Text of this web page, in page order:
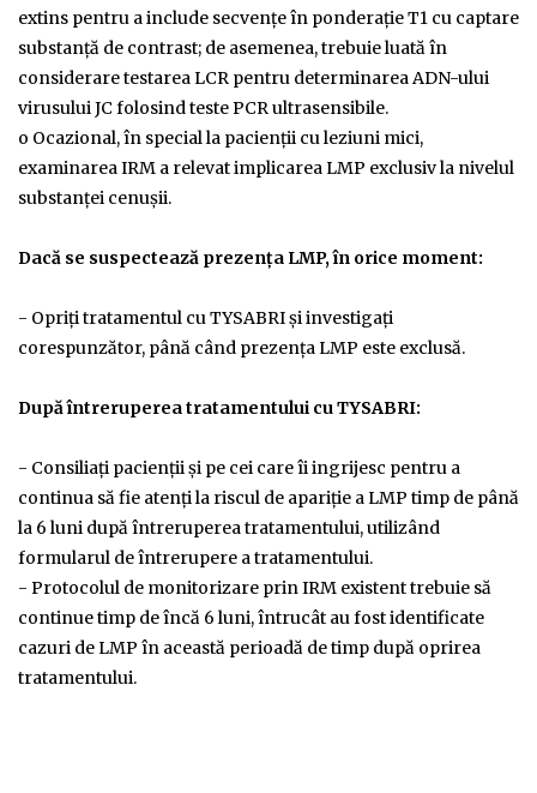
extins pentru a include secvenţe în ponderaţie T1 cu captare
substanţă de contrast; de asemenea, trebuie luată în
considerare testarea LCR pentru determinarea ADN-ului
virusului JC folosind teste PCR ultrasensibile.
o Ocazional, în special la pacienţii cu leziuni mici,
examinarea IRM a relevat implicarea LMP exclusiv la nivelul
substanței cenuşii.
Dacă se suspectează prezenţa LMP, în orice moment:
- Opriţi tratamentul cu TYSABRI şi investigaţi
corespunzător, până când prezenţa LMP este exclusă.
După întreruperea tratamentului cu TYSABRI:
- Consiliaţi pacienţii şi pe cei care îi ingrijesc pentru a
continua să fie atenţi la riscul de apariţie a LMP timp de până
la 6 luni după întreruperea tratamentului, utilizând
formularul de întrerupere a tratamentului.
- Protocolul de monitorizare prin IRM existent trebuie să
continue timp de încă 6 luni, întrucât au fost identificate
cazuri de LMP în această perioadă de timp după oprirea
tratamentului.